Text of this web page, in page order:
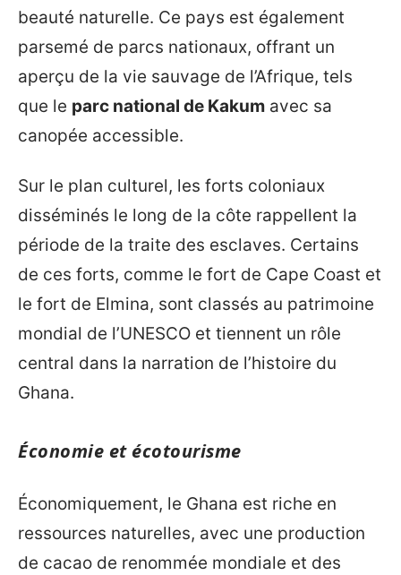
beauté naturelle. Ce pays est également
parsemé de parcs nationaux, offrant un
aperçu de la vie sauvage de l’Afrique, tels
que le parc national de Kakum avec sa
canopée accessible.
Sur le plan culturel, les forts coloniaux
disséminés le long de la côte rappellent la
période de la traite des esclaves. Certains
de ces forts, comme le fort de Cape Coast et
le fort de Elmina, sont classés au patrimoine
mondial de l’UNESCO et tiennent un rôle
central dans la narration de l’histoire du
Ghana.
Économie et écotourisme
Économiquement, le Ghana est riche en
ressources naturelles, avec une production
de cacao de renommée mondiale et des